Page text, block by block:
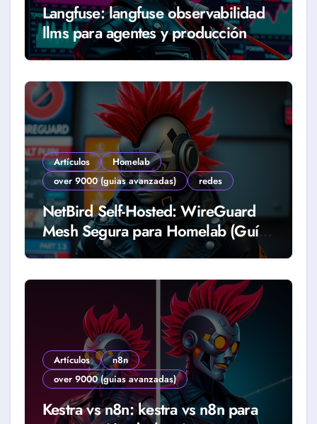
Langfuse: langfuse observabilidad
llms para agentes y producción
real (Guía 2026)
Artículos
Homelab
over 9000 (guias avanzadas)
redes
NetBird Self-Hosted: WireGuard
Mesh Segura para Homelab (Guía
2026)
Artículos
n8n
over 9000 (guias avanzadas)
Kestra vs n8n: kestra vs n8n para